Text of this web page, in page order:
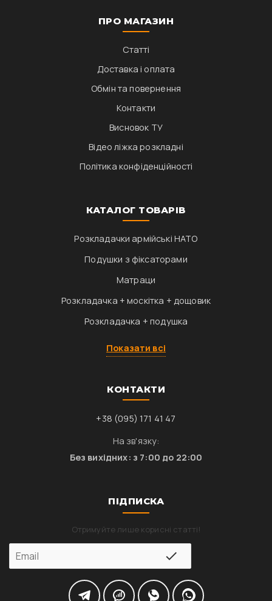
ПРО МАГАЗИН
Статті
Доставка і оплата
Обмін та повернення
Контакти
Висновок ТУ
Відео ліжка розкладні
Політика конфіденційності
КАТАЛОГ ТОВАРІВ
Розкладачки армійські НАТО
Подушки з фіксаторами
Матраци
Розкладачка + москітка + дощовик
Розкладачка + подушка
Показати всі
КОНТАКТИ
+38 (095) 171 41 47
На зв'язку:
Без вихідних: з 7:00 до 22:00
ПІДПИСКА
Отримуйте лише корисні статті!